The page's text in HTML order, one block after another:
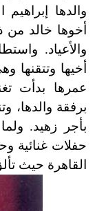
والدها
أخوها خالد من
والأعياد.
أخيها
عمرها بدأت
برفقة والدها،
بأجر زهيد.
حفلات غنائية
القاهرة حيث